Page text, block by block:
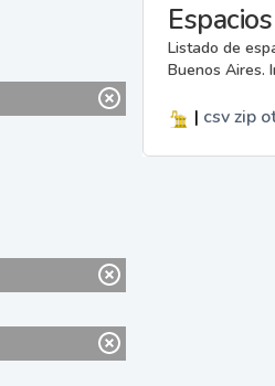
Listado de
Buenos Aires.
| csvzip